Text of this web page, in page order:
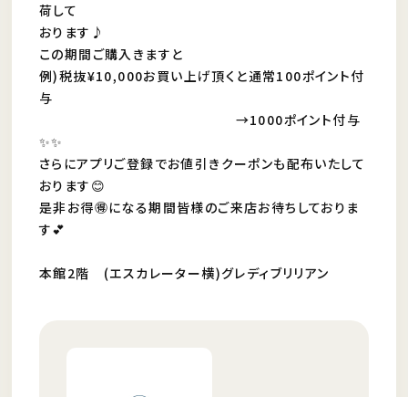
荷して
おります♪
この期間ご購入きますと
例)税抜¥10,000お買い上げ頂くと通常100ポイント付
与
→1000ポイント付与
✨✨
さらにアプリご登録でお値引きクーポンも配布いたして
おります😊
是非お得🉐になる期間皆様のご来店お待ちしておりま
す💕
本館2階 (エスカレーター横)グレディブリリアン